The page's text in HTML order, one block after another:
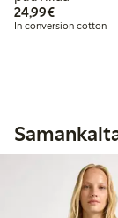
24,99€24,99 €
In conversion cotton